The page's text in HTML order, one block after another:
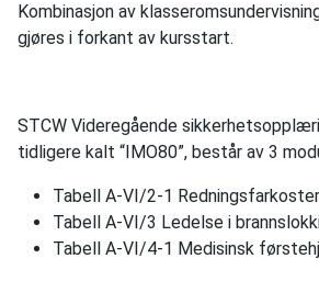
Kombinasjon av
gjøres i forkant av kursstart.
STCW Videregående
tidligere kalt “IMO80”, består av 3
Tabell A-VI/2-1 Redningsfarkoster
Tabell A-VI/3 Ledelse i
Tabell A-VI/4-1 Medisinsk